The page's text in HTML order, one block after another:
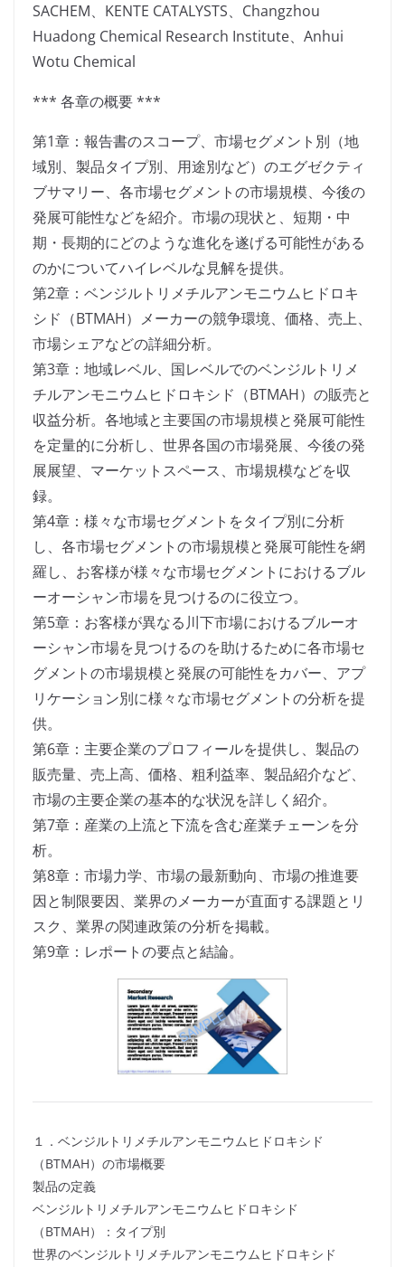
SACHEM、KENTE CATALYSTS、Changzhou
Huadong Chemical Research Institute、Anhui
Wotu Chemical
*** 各章の概要 ***
第1章：報告書のスコープ、市場セグメント別（地
域別、製品タイプ別、用途別など）のエグゼクティ
ブサマリー、各市場セグメントの市場規模、今後の
発展可能性などを紹介。市場の現状と、短期・中
期・長期的にどのような進化を遂げる可能性がある
のかについてハイレベルな見解を提供。
第2章：ベンジルトリメチルアンモニウムヒドロキ
シド（BTMAH）メーカーの競争環境、価格、売上、
市場シェアなどの詳細分析。
第3章：地域レベル、国レベルでのベンジルトリメ
チルアンモニウムヒドロキシド（BTMAH）の販売と
収益分析。各地域と主要国の市場規模と発展可能性
を定量的に分析し、世界各国の市場発展、今後の発
展展望、マーケットスペース、市場規模などを収
録。
第4章：様々な市場セグメントをタイプ別に分析
し、各市場セグメントの市場規模と発展可能性を網
羅し、お客様が様々な市場セグメントにおけるブル
ーオーシャン市場を見つけるのに役立つ。
第5章：お客様が異なる川下市場におけるブルーオ
ーシャン市場を見つけるのを助けるために各市場セ
グメントの市場規模と発展の可能性をカバー、アプ
リケーション別に様々な市場セグメントの分析を提
供。
第6章：主要企業のプロフィールを提供し、製品の
販売量、売上高、価格、粗利益率、製品紹介など、
市場の主要企業の基本的な状況を詳しく紹介。
第7章：産業の上流と下流を含む産業チェーンを分
析。
第8章：市場力学、市場の最新動向、市場の推進要
因と制限要因、業界のメーカーが直面する課題とリ
スク、業界の関連政策の分析を掲載。
第9章：レポートの要点と結論。
１．ベンジルトリメチルアンモニウムヒドロキシド
（BTMAH）の市場概要
製品の定義
ベンジルトリメチルアンモニウムヒドロキシド
（BTMAH）：タイプ別
世界のベンジルトリメチルアンモニウムヒドロキシド